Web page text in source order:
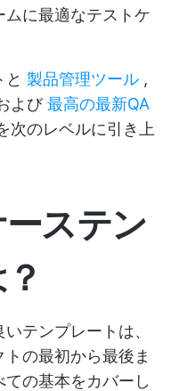
に最適なテストケ
製品管理ツール ,
よび最高の最新QA
次のレベルに引き上
ステン
テンプレートは、
の最初から最後ま
の基本をカバーし